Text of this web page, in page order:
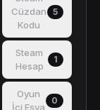
Cüzdan
Kodu
5
Steam
Hesap
1
Oyun
İçi Eşya
0